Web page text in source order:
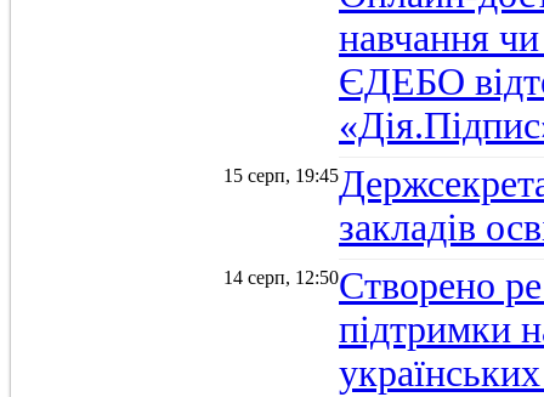
навчання
ЄДЕБО
15 серп, 19:45
закладів
14 серп, 12:50Створено
підтримки